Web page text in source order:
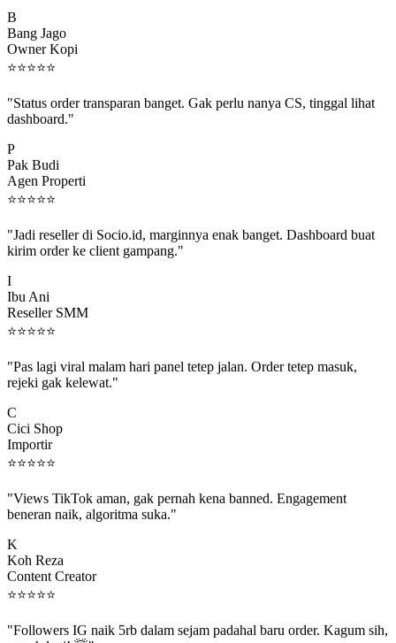
Bang Jago
Owner Kopi
⭐⭐⭐⭐⭐
dashboard."
Pak Budi
Agen Properti
⭐⭐⭐⭐⭐
kirim order ke client gampang."
Ibu Ani
Reseller SMM
⭐⭐⭐⭐⭐
rejeki gak kelewat."
Cici Shop
Importir
⭐⭐⭐⭐⭐
beneran naik, algoritma suka."
Koh Reza
Content Creator
⭐⭐⭐⭐⭐
murah lagi! 🤯"